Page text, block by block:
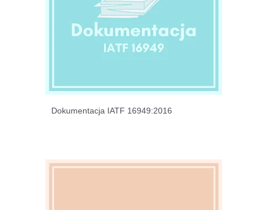
Dokumentacja IATF 16949:2016